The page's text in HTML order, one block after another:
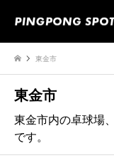
東金市
東金市
東金市内の卓球場
です。